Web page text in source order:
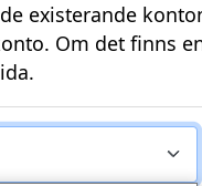
existerande
Om det finns